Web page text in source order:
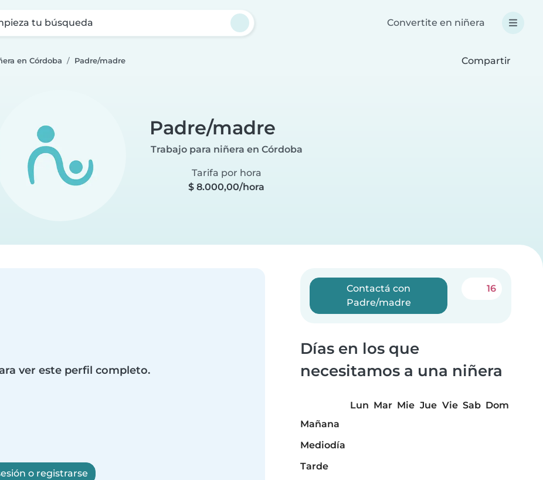
tu búsqueda Convertite en niñera
en Córdoba Padre/madre Compartir
Padre/madre
Trabajo para niñera en Córdoba
Tarifa por hora
$ 8.000,00/hora
ver este perfil completo.
o registrarse
Contactá con
Padre/madre
16
Días en los que
necesitamos a una niñera
Lun Mar Mie Jue Vie Sab Dom
Mañana
Mediodía
Tarde